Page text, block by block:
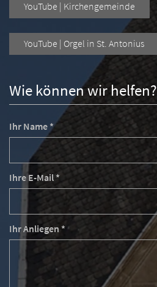
Wie können wir helfen?
Ihr Name *
Ihre E-Mail *
Ihr Anliegen *
YouTube | Kirchengemeinde
YouTube | Orgel in St. Antonius